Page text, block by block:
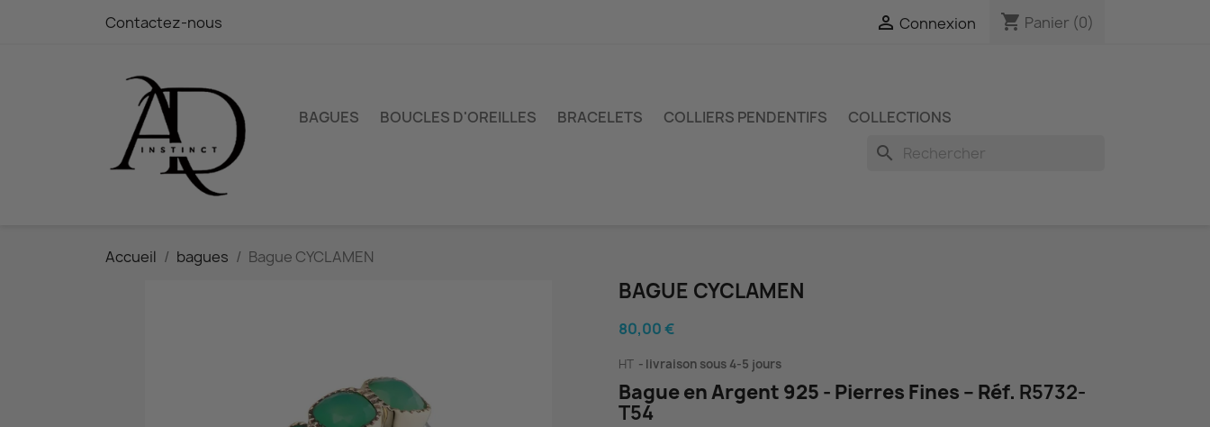
Contactez-nous  Connexion shopping_cart Panier (0)
BAGUES BOUCLES D'OREILLES BRACELETS COLLIERS PENDENTIFS COLLECTIONS
search
Accueil bagues Bague CYCLAMEN
BAGUE CYCLAMEN
80,00 €
HT livraison sous 4-5 jours
Bague en Argent 925 - Pierres Fines – Réf. R5732-
T54